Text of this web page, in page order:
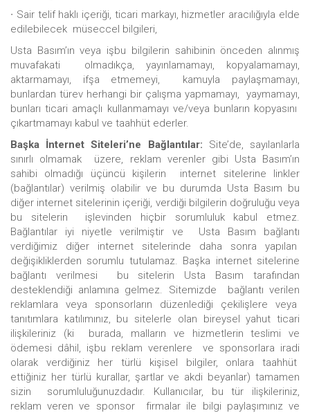
∙ Sair telif haklı içeriği, ticari markayı, hizmetler aracılığıyla elde
edilebilecek müseccel bilgileri,
Usta Basım’ın veya işbu bilgilerin sahibinin önceden alınmış
muvafakati olmadıkça, yayınlamamayı, kopyalamamayı,
aktarmamayı, ifşa etmemeyi, kamuyla paylaşmamayı,
bunlardan türev herhangi bir çalışma yapmamayı, yaymamayı,
bunları ticari amaçlı kullanmamayı ve/veya bunların kopyasını
çıkartmamayı kabul ve taahhüt ederler.
Başka İnternet Siteleri’ne Bağlantılar: Site’de, sayılanlarla
sınırlı olmamak üzere, reklam verenler gibi Usta Basım’ın
sahibi olmadığı üçüncü kişilerin internet sitelerine linkler
(bağlantılar) verilmiş olabilir ve bu durumda Usta Basım bu
diğer internet sitelerinin içeriği, verdiği bilgilerin doğruluğu veya
bu sitelerin işlevinden hiçbir sorumluluk kabul etmez.
Bağlantılar iyi niyetle verilmiştir ve Usta Basım bağlantı
verdiğimiz diğer internet sitelerinde daha sonra yapılan
değişikliklerden sorumlu tutulamaz. Başka internet sitelerine
bağlantı verilmesi bu sitelerin Usta Basım tarafından
desteklendiği anlamına gelmez. Sitemizde bağlantı verilen
reklamlara veya sponsorların düzenlediği çekilişlere veya
tanıtımlara katılımınız, bu sitelerle olan bireysel yahut ticari
ilişkileriniz (ki burada, malların ve hizmetlerin teslimi ve
ödemesi dâhil, işbu reklam verenlere ve sponsorlara iradi
olarak verdiğiniz her türlü kişisel bilgiler, onlara taahhüt
ettiğiniz her türlü kurallar, şartlar ve akdi beyanlar) tamamen
sizin sorumluluğunuzdadır. Kullanıcılar, bu tür ilişkileriniz,
reklam veren ve sponsor firmalar ile bilgi paylaşımınız ve